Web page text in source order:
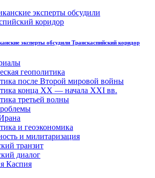
эксперты обсудили Транскаспийский коридор
геополитика
после Второй мировой войны
конца XX — начала XXI вв.
третьей волны
и геоэкономика
и милитаризация
транзит
диалог
Каспия